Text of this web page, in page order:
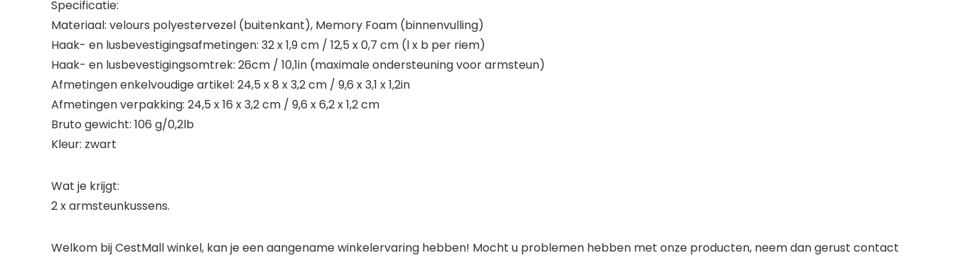
Specificatie:
Materiaal: velours polyestervezel (buitenkant), Memory Foam (binnenvulling)
Haak- en lusbevestigingsafmetingen: 32 x 1,9 cm / 12,5 x 0,7 cm (l x b per riem)
Haak- en lusbevestigingsomtrek: 26cm / 10,1in (maximale ondersteuning voor armsteun)
Afmetingen enkelvoudige artikel: 24,5 x 8 x 3,2 cm / 9,6 x 3,1 x 1,2in
Afmetingen verpakking: 24,5 x 16 x 3,2 cm / 9,6 x 6,2 x 1,2 cm
Bruto gewicht: 106 g/0,2lb
Kleur: zwart
Wat je krijgt:
2 x armsteunkussens.
Welkom bij CestMall winkel, kan je een aangename winkelervaring hebben! Mocht u problemen hebben met onze producten, neem dan gerust contact